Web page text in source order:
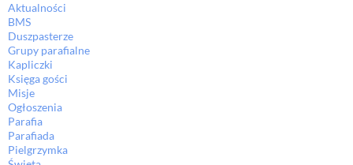
Aktualności
BMS
Duszpasterze
Grupy parafialne
Kapliczki
Księga gości
Misje
Ogłoszenia
Parafia
Parafiada
Pielgrzymka